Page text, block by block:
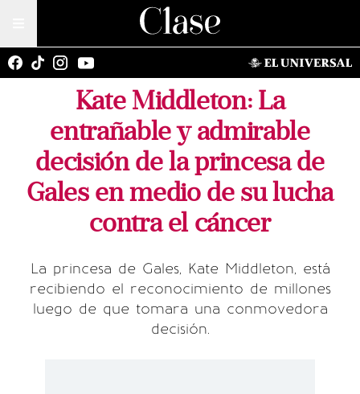
Kate Middleton: La
entrañable y admirable
decisión de la princesa de
Gales en medio de su lucha
contra el cáncer
La princesa de Gales, Kate Middleton, está
recibiendo el reconocimiento de millones
luego de que tomara una conmovedora
decisión.